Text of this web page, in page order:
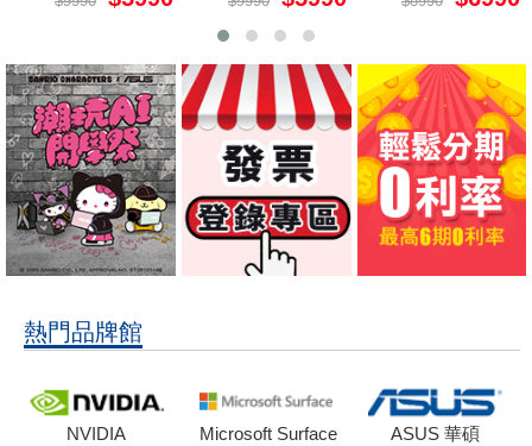
熱門品牌館
NVIDIA Microsoft Surface ASUS 華碩